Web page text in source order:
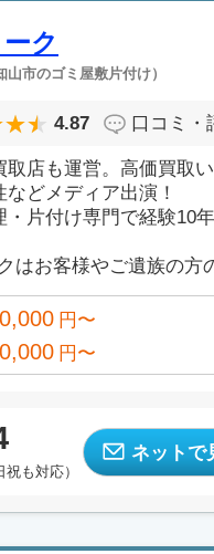
ク
山市のゴミ屋敷片付け）
4.87 口コミ・
取店も運営。高価買取い
などメディア出演！
・片付け専門で経験10
はお客様やご遺族の方
円〜
円〜
も対応）
ネットで